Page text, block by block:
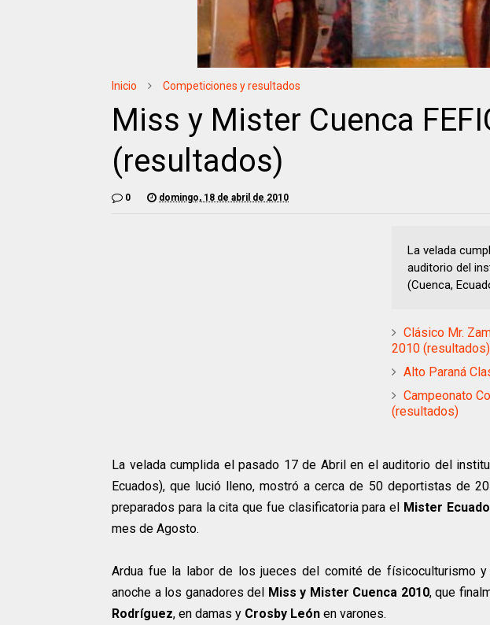
Inicio Competiciones y resultados
Miss y Mister Cuenca
(resultados)
0 domingo, 18 de abril de 2010
La velada
auditorio del
(Cuenca,
Clásico Mr.
2010 (resultados)
Alto Paraná
Campeonato
(resultados)
La velada cumplida el pasado 17 de Abril en el auditorio del
Ecuados), que lució lleno, mostró a cerca de 50 deportistas de
preparados para la cita que fue clasificatoria para el Mister
mes de Agosto.
Ardua fue la labor de los jueces del comité de físicoculturismo y
anoche a los ganadores del Miss y Mister Cuenca 2010, que
Rodríguez, en damas y Crosby León en varones.